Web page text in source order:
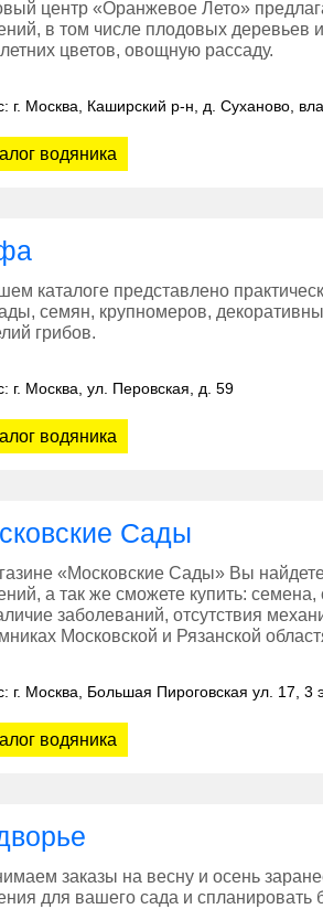
центр «Оранжевое Лето»
в том числе плодовых деревьев
цветов, овощную рассаду.
г. Москва, Каширский р-н, д. Суханово,
водяника
каталоге представлено
семян, крупномеров,
грибов.
г. Москва, ул. Перовская, д. 59
водяника
Сады
«Московские Сады» Вы
а так же сможете купить:
заболеваний, отсутствия
Московской и Рязанской
г. Москва, Большая Пироговская ул. 17, 3
водяника
заказы на весну и осень
для вашего сада и